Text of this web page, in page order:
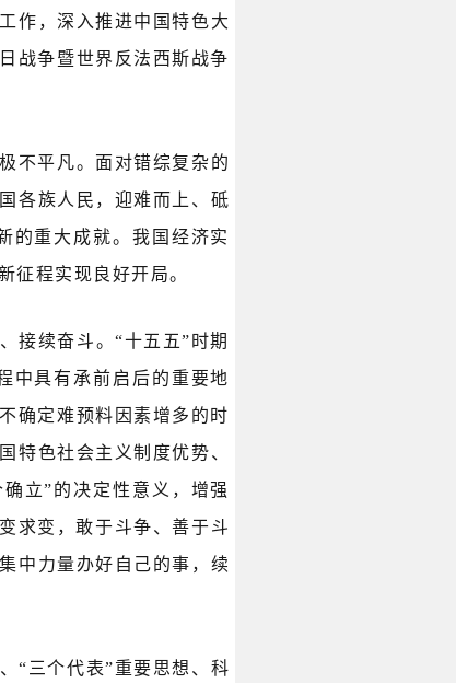
作，深入推进中国特色大
战争暨世界反法西斯战争
不平凡。面对错综复杂的
各族人民，迎难而上、砥
的重大成就。我国经济实
征程实现良好开局。
接续奋斗。“十五五”时期
中具有承前启后的重要地
确定难预料因素增多的时
特色社会主义制度优势、
立”的决定性意义，增强
求变，敢于斗争、善于斗
中力量办好自己的事，续
“三个代表”重要思想、科